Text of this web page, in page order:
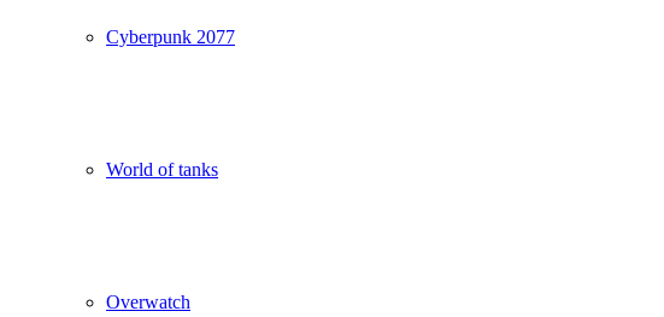
Cyberpunk 2077
World of tanks
Overwatch